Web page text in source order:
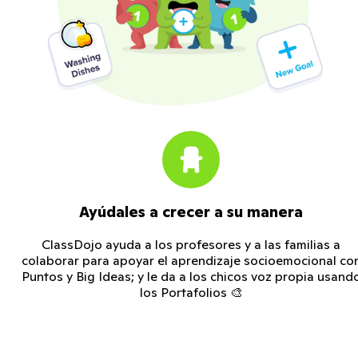
Ayúdales a crecer a su manera
ClassDojo ayuda a los profesores y a las familias a
colaborar para apoyar el aprendizaje socioemocional
Puntos y Big Ideas; y le da a los chicos voz propia
los Portafolios 🎨